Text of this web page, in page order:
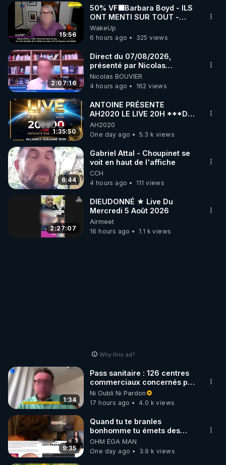
▶ 30 jours gratuit sur l’application de méditation et
de bien-être ENVOL :
Rendez-vous sur https://www.envol.app/code
le code : REGENERE
15:56
50% VF🟩Barbara Boyd - ILS
ONT MENTI SUR TOUT -
Jocelyne Traduction
WakeUp
6 hours ago
325 views
2:07:16
Direct du 07/08/2026,
présenté par Nicolas
BOUVIER
Nicolas BOUVIER
4 hours ago
162 views
1:35:50
ANTOINE PRÉSENTE
AH2020 LE LIVE 20H ***DU
06/08/2026***
AH2020
One day ago
5.3 k views
6:44
Gabriel Attal - Choupinet se
voit en haut de l'affiche
CCH
4 hours ago
111 views
2:27:07
DIEUDONNÉ ★ Live Du
Mercredi 5 Août 2026
Airmeet
16 hours ago
1.1 k views
Why this ad?
1:34
Pass sanitaire : 126 centres
commerciaux concernés par
l'obligation dans toute la
France
Ni Oubli Ni Pardon
17 hours ago
4.0 k views
9:35
Quand tu te branles
bonhomme tu émets des
ondes ils ont juste omis de
t'expliquer
OHM ÉGA MAN
One day ago
3.9 k views